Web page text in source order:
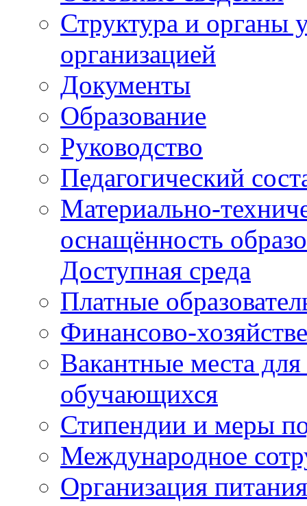
Структура и органы
организацией
Документы
Образование
Руководство
Педагогический
Материально-
оснащённость
Доступная среда
Платные
Финансово-
Вакантные места
обучающихся
Стипендии и меры
Международное
Организация